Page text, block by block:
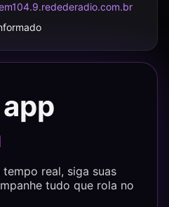
real, siga suas
tudo que rola no